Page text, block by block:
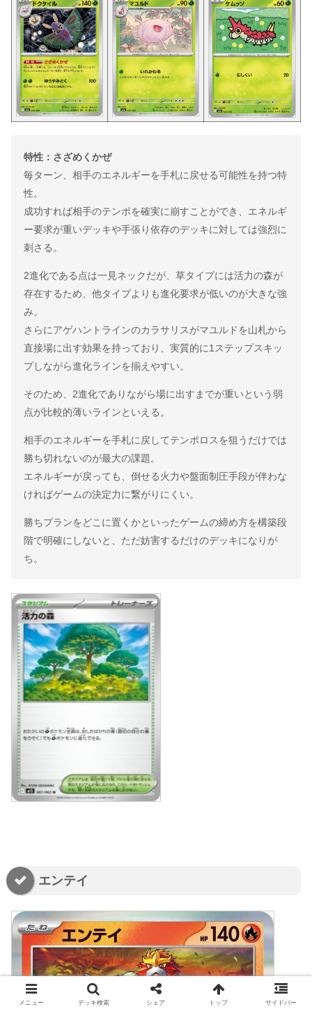
特性：さざめくかぜ
毎ターン、相手のエネルギーを手札に戻せる可能性を持つ特
性。
成功すれば相手のテンポを確実に崩すことができ、エネルギ
ー要求が重いデッキや手張り依存のデッキに対しては強烈に
刺さる。
2進化である点は一見ネックだが、草タイプには活力の森が
存在するため、他タイプよりも進化要求が低いのが大きな強
み。
さらにアゲハントラインのカラサリスがマユルドを山札から
直接場に出す効果を持っており、実質的に1ステップスキッ
プしながら進化ラインを揃えやすい。
そのため、2進化でありながら場に出すまでが重いという弱
点が比較的薄いラインといえる。
相手のエネルギーを手札に戻してテンポロスを狙うだけでは
勝ち切れないのが最大の課題。
エネルギーが戻っても、倒せる火力や盤面制圧手段が伴わな
ければゲームの決定力に繋がりにくい。
勝ちプランをどこに置くかといったゲームの締め方を構築段
階で明確にしないと、ただ妨害するだけのデッキになりが
ち。
エンテイ
メニュー デッキ検索 シェア トップ サイドバー